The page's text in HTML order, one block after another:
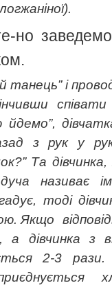
танець” і
співати
йдемо”,
з рук у
Та
називає
тоді
Якщо
а дівчинка з
2‑3